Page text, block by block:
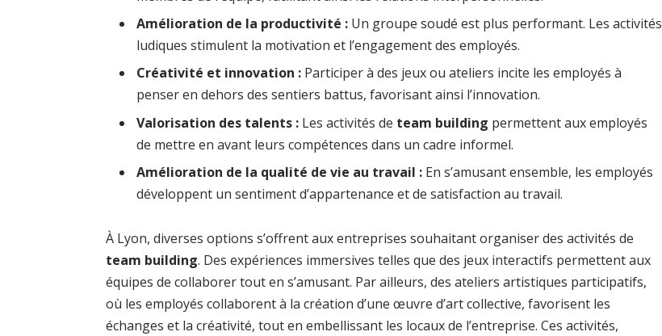
Amélioration de la productivité : Un groupe soudé est plus performant. Les activités
ludiques stimulent la motivation et l’engagement des employés.
Créativité et innovation : Participer à des jeux ou ateliers incite les employés à
penser en dehors des sentiers battus, favorisant ainsi l’innovation.
Valorisation des talents : Les activités de team building permettent aux employés
de mettre en avant leurs compétences dans un cadre informel.
Amélioration de la qualité de vie au travail : En s’amusant ensemble, les employés
développent un sentiment d’appartenance et de satisfaction au travail.
À Lyon, diverses options s’offrent aux entreprises souhaitant organiser des activités de
team building. Des expériences immersives telles que des jeux interactifs permettent aux
équipes de collaborer tout en s’amusant. Par ailleurs, des ateliers artistiques participatifs,
où les employés collaborent à la création d’une œuvre d’art collective, favorisent les
échanges et la créativité, tout en embellissant les locaux de l’entreprise. Ces activités,